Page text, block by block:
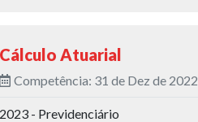
Cálculo Atuarial
Competência: 31 de Dez de 2022
2023 - Previdenciário